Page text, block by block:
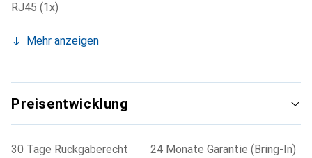
RJ45 (1x)
Mehr anzeigen
Preisentwicklung
30 Tage Rückgaberecht
24 Monate Garantie (Bring-In)